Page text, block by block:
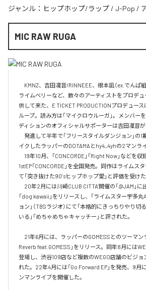
ジャンル： ヒップホップ/ラップ / J-Pop /
MIC RAW RUGA
KMNZ、吉田凜音/RINNEEE、根本凪（ex.でんぱ
ライムベリーなど、数々のアーティストをプロデ
供して来た、E TICKET PRODUCTIONプロデュー
ループ。読み方は「マイクロウルーガ」。メンバー
ディションのオフィシャルサポーターは吉田凜音が
発進して半年で「フリースタイルダンジョン」の
イクしたラッパーのDOTAMAとhy4_4yhの2マンラ
19年10月、「CONCORDE」「Right Now」などを収
1stEP「CONCORDE」を全国発売。同作はライムス
て「突き抜けた90’sヒップホップ愛」と評価を受けた
20年2月には川崎CLUB CITTA’開催の「@JAM」
「dog kawaii」をリリースし、「ライムスター宇多
ョン」（TBSラジオ）にて「本格的にきっちりやり
いる」「めちゃめちゃキャッチー」と評された。
21年6月には、ラッパーのGOMESSとのツーマン
Reverb feat.GOMESS」をリリース。同年8月には
登場し、渋谷109店など複数のWEGO店舗のビジョ
れた。22年4月には「Go Forward EP」を発売、9月
ンマンライブを開催した。